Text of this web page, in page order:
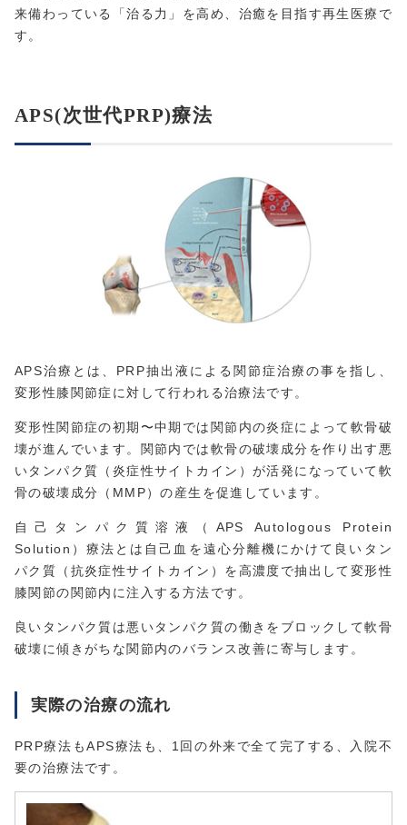
来備わっている「治る力」を高め、治癒を目指す再生医療で
す。
APS(次世代PRP)療法
APS治療とは、PRP抽出液による関節症治療の事を指し、
変形性膝関節症に対して行われる治療法です。
変形性関節症の初期〜中期では関節内の炎症によって軟骨破
壊が進んでいます。関節内では軟骨の破壊成分を作り出す悪
いタンパク質（炎症性サイトカイン）が活発になっていて軟
骨の破壊成分（MMP）の産生を促進しています。
自己タンパク質溶液（APS Autologous Protein
Solution）療法とは自己血を遠心分離機にかけて良いタン
パク質（抗炎症性サイトカイン）を高濃度で抽出して変形性
膝関節の関節内に注入する方法です。
良いタンパク質は悪いタンパク質の働きをブロックして軟骨
破壊に傾きがちな関節内のバランス改善に寄与します。
実際の治療の流れ
PRP療法もAPS療法も、1回の外来で全て完了する、入院不
要の治療法です。